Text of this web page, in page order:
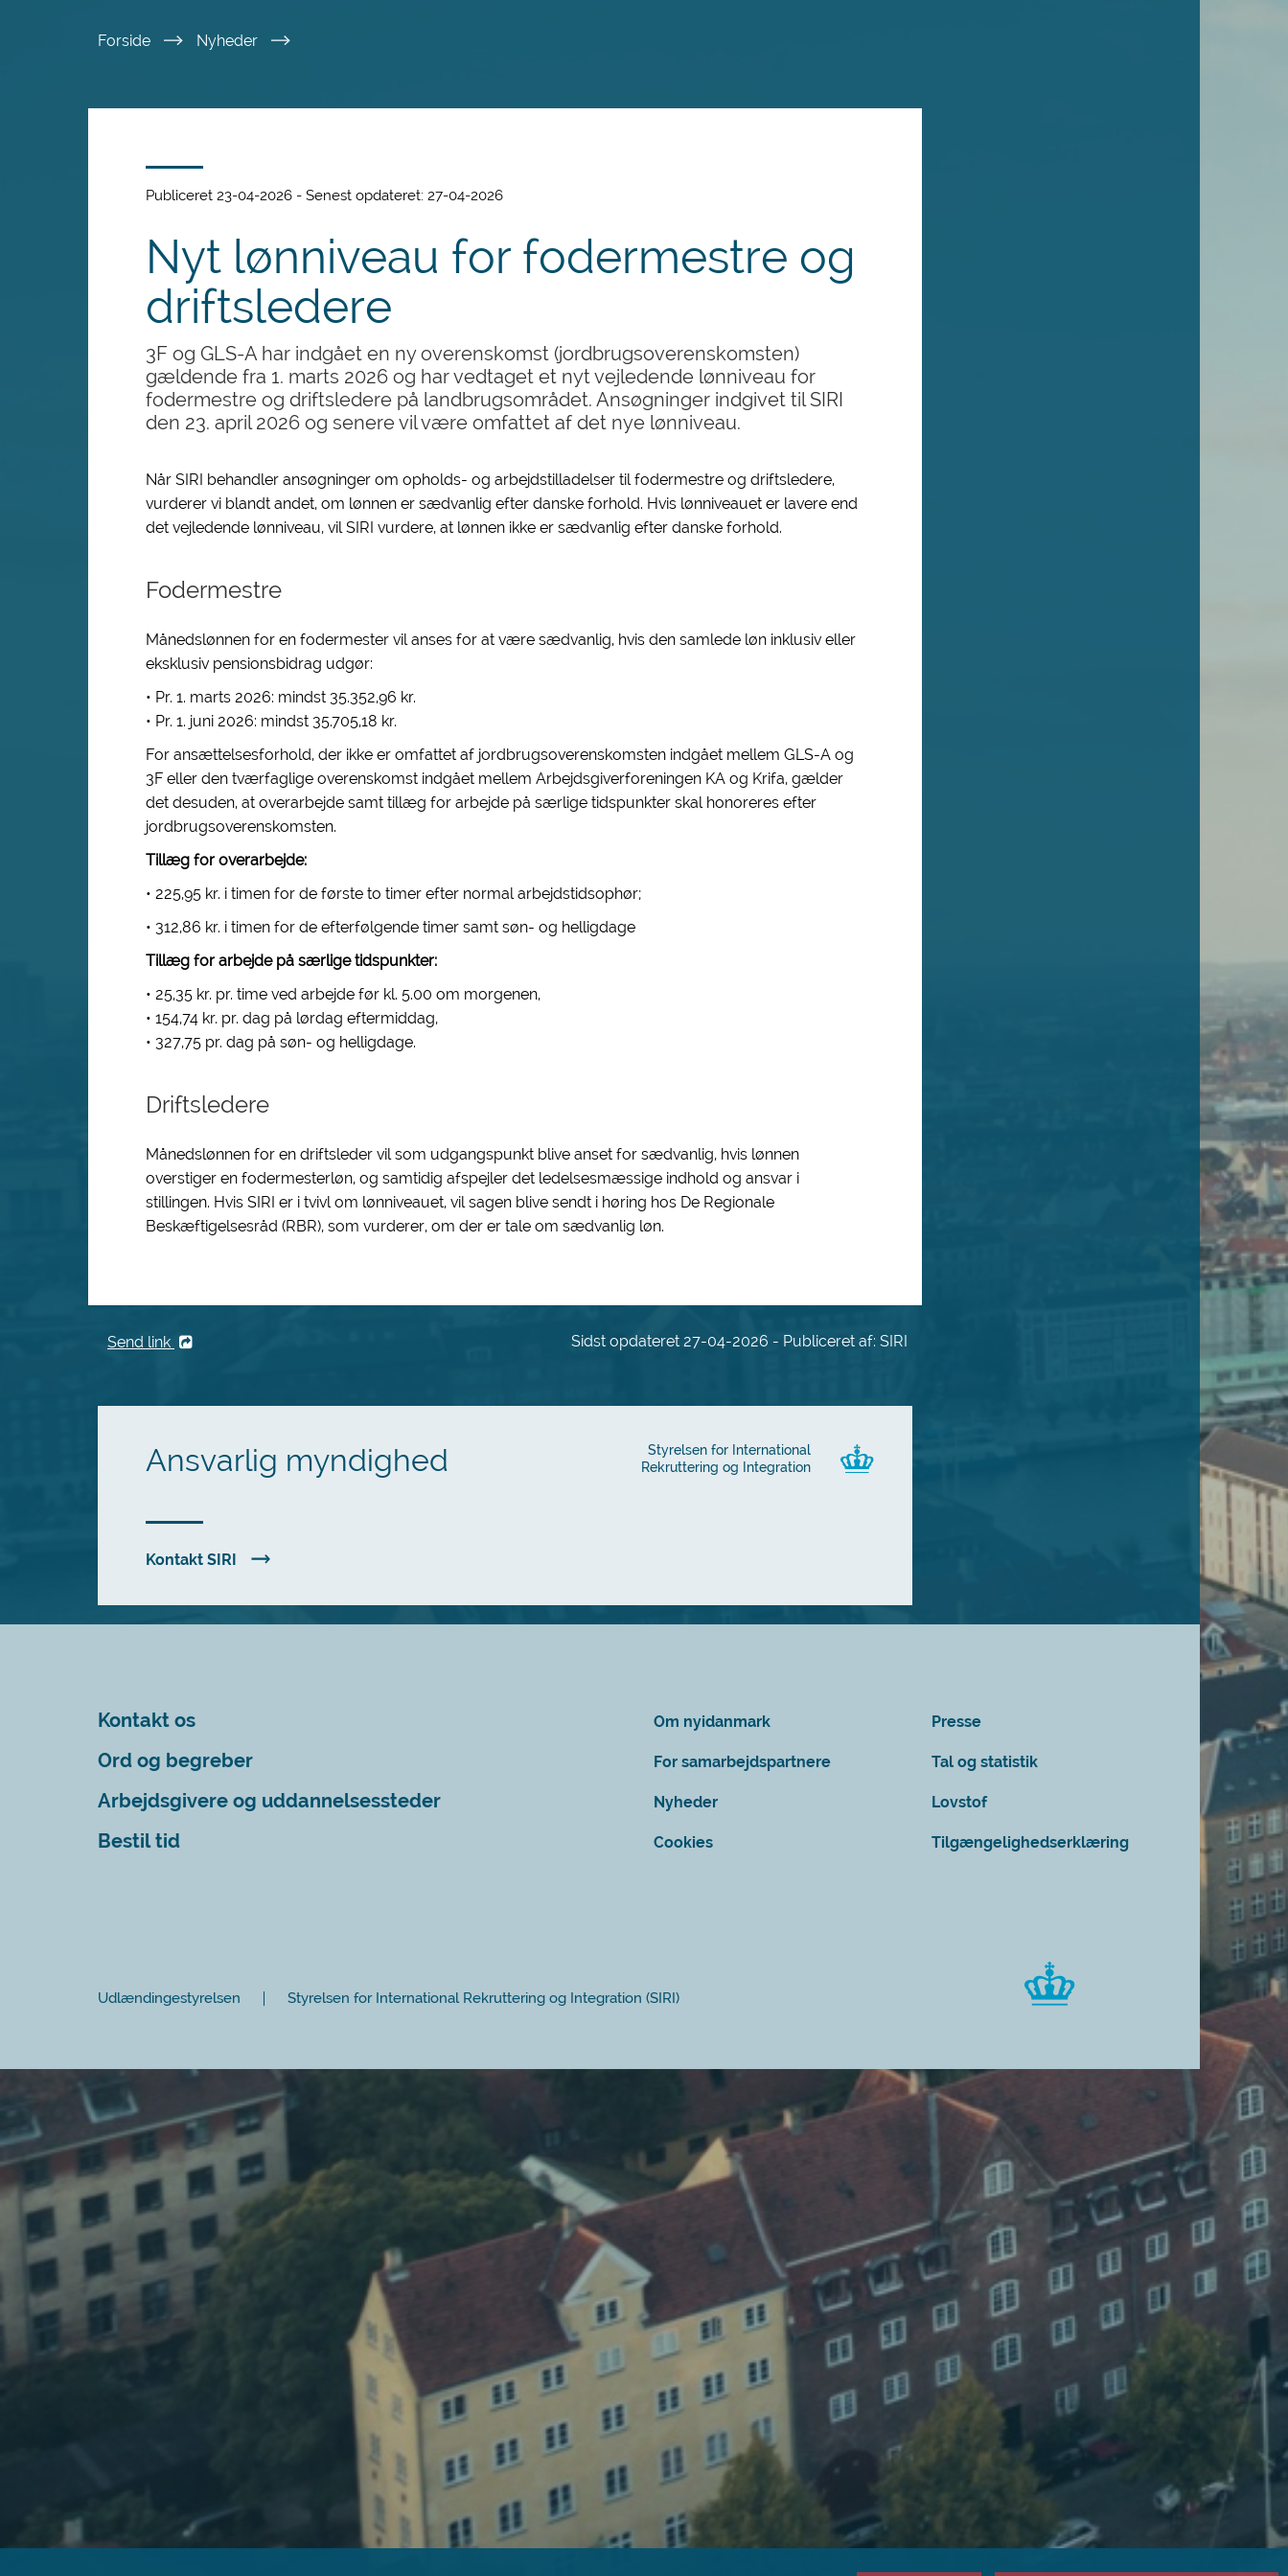
Forside Nyheder
Publiceret 23-04-2026 - Senest opdateret: 27-04-2026
Nyt lønniveau for fodermestre og
driftsledere
3F og GLS-A har indgået en ny overenskomst (jordbrugsoverenskomsten)
gældende fra 1. marts 2026 og har vedtaget et nyt vejledende lønniveau for
fodermestre og driftsledere på landbrugsområdet. Ansøgninger indgivet til SIRI
den 23. april 2026 og senere vil være omfattet af det nye lønniveau.
Når SIRI behandler ansøgninger om opholds- og arbejdstilladelser til fodermestre og driftsledere,
vurderer vi blandt andet, om lønnen er sædvanlig efter danske forhold. Hvis lønniveauet er lavere end
det vejledende lønniveau, vil SIRI vurdere, at lønnen ikke er sædvanlig efter danske forhold.
Fodermestre
Månedslønnen for en fodermester vil anses for at være sædvanlig, hvis den samlede løn inklusiv eller
eksklusiv pensionsbidrag udgør:
• Pr. 1. marts 2026: mindst 35.352,96 kr.
• Pr. 1. juni 2026: mindst 35.705,18 kr.
For ansættelsesforhold, der ikke er omfattet af jordbrugsoverenskomsten indgået mellem GLS-A og
3F eller den tværfaglige overenskomst indgået mellem Arbejdsgiverforeningen KA og Krifa, gælder
det desuden, at overarbejde samt tillæg for arbejde på særlige tidspunkter skal honoreres efter
jordbrugsoverenskomsten.
Tillæg for overarbejde:
• 225,95 kr. i timen for de første to timer efter normal arbejdstidsophør;
• 312,86 kr. i timen for de efterfølgende timer samt søn- og helligdage
Tillæg for arbejde på særlige tidspunkter:
• 25,35 kr. pr. time ved arbejde før kl. 5.00 om morgenen,
• 154,74 kr. pr. dag på lørdag eftermiddag,
• 327,75 pr. dag på søn- og helligdage.
Driftsledere
Månedslønnen for en driftsleder vil som udgangspunkt blive anset for sædvanlig, hvis lønnen
overstiger en fodermesterløn, og samtidig afspejler det ledelsesmæssige indhold og ansvar i
stillingen. Hvis SIRI er i tvivl om lønniveauet, vil sagen blive sendt i høring hos De Regionale
Beskæftigelsesråd (RBR), som vurderer, om der er tale om sædvanlig løn.
Send link Sidst opdateret 27-04-2026 - Publiceret af: SIRI
Ansvarlig myndighed
Styrelsen for International
Rekruttering og Integration
Kontakt SIRI
Kontakt os
Ord og begreber
Arbejdsgivere og uddannelsessteder
Bestil tid
Om nyidanmark
For samarbejdspartnere
Nyheder
Cookies
Presse
Tal og statistik
Lovstof
Tilgængelighedserklæring
Udlændingestyrelsen Styrelsen for International Rekruttering og Integration (SIRI)